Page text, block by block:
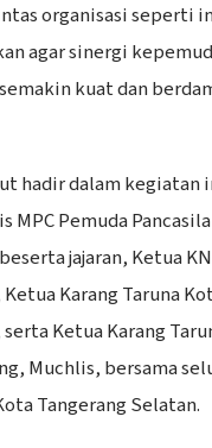
organisasi seperti
agar sinergi
kuat dan
hadir dalam kegiatan
MPC Pemuda
jajaran, Ketua
Karang Taruna
Ketua Karang
Muchlis, bersama
Tangerang Selatan.